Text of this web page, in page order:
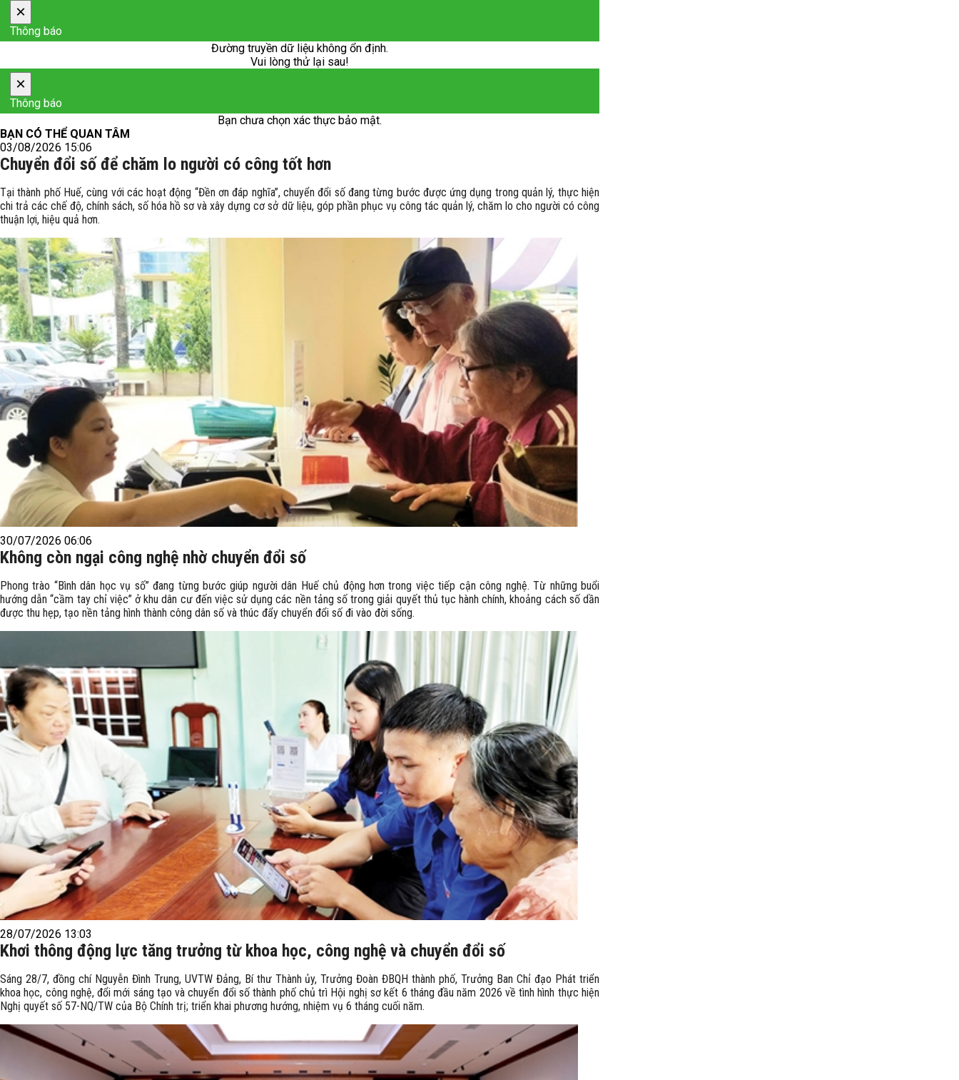
×
Thông báo
Đường truyền dữ liệu không ổn định.
Vui lòng thử lại sau!
×
Thông báo
Bạn chưa chọn xác thực bảo mật.
BẠN CÓ THỂ QUAN TÂM
03/08/2026 15:06
Chuyển đổi số để chăm lo người có công tốt hơn
Tại thành phố Huế, cùng với các hoạt động “Đền ơn đáp nghĩa”, chuyển đổi số đang từng bước được ứng dụng trong quản lý, thực hiện
chi trả các chế độ, chính sách, số hóa hồ sơ và xây dựng cơ sở dữ liệu, góp phần phục vụ công tác quản lý, chăm lo cho người có công
thuận lợi, hiệu quả hơn.
30/07/2026 06:06
Không còn ngại công nghệ nhờ chuyển đổi số
Phong trào “Bình dân học vụ số” đang từng bước giúp người dân Huế chủ động hơn trong việc tiếp cận công nghệ. Từ những buổi
hướng dẫn “cầm tay chỉ việc” ở khu dân cư đến việc sử dụng các nền tảng số trong giải quyết thủ tục hành chính, khoảng cách số dần
được thu hẹp, tạo nền tảng hình thành công dân số và thúc đẩy chuyển đổi số đi vào đời sống.
28/07/2026 13:03
Khơi thông động lực tăng trưởng từ khoa học, công nghệ và chuyển đổi số
Sáng 28/7, đồng chí Nguyễn Đình Trung, UVTW Đảng, Bí thư Thành ủy, Trưởng Đoàn ĐBQH thành phố, Trưởng Ban Chỉ đạo Phát triển
khoa học, công nghệ, đổi mới sáng tạo và chuyển đổi số thành phố chủ trì Hội nghị sơ kết 6 tháng đầu năm 2026 về tình hình thực hiện
Nghị quyết số 57-NQ/TW của Bộ Chính trị; triển khai phương hướng, nhiệm vụ 6 tháng cuối năm.